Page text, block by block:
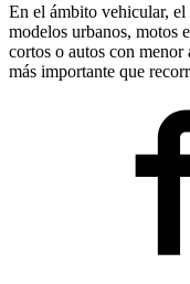
En el ámbito vehicular,
modelos urbanos, motos
cortos o autos con
más importante que